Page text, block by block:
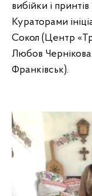
вибійки і
Кураторами
Сокол (Центр
Любов
Франківськ).